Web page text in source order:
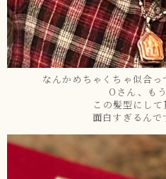
なんかめちゃくちゃ似合っ
Oさん、も
この髪型にし
面白すぎるんで